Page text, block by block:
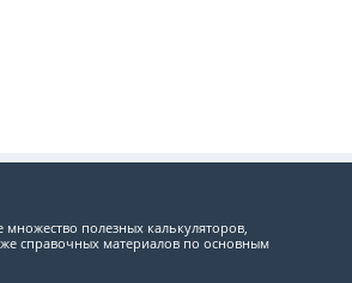
полезных калькуляторов,
справочных материалов по основным